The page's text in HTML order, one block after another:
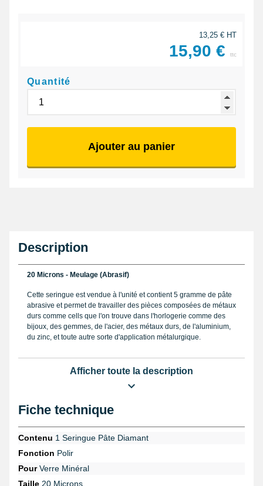
13,25 € HT
15,90 € ttc
Quantité
Ajouter au panier
Description
20 Microns - Meulage (Abrasif)
Cette seringue est vendue à l'unité et contient 5 gramme de pâte
abrasive et permet de travailler des pièces composées de métaux
durs comme cells que l'on trouve dans l'horlogerie comme des
bijoux, des gemmes, de l'acier, des métaux durs, de l'aluminium,
du zinc, et toute autre sorte d'application métalurgique.
Pour avoir un effet mirroir sur la pièce que vous polissez, il est
nécéssaire de polir graduellement votre pièce, en commenceant
finition mirroir.
Cette pâte abrasive permet de polir plusieurs pièce à l'aide de
appliquer sur du verre ou toute autre surface dure comme de
l'acier par exemple. N'utilisez pas cette seringue sur un matériaux
Afficher toute la description
Fiche technique
Contenu 1 Seringue Pâte Diamant
Fonction Polir
PourVerre Minéral
Taille 20 Microns